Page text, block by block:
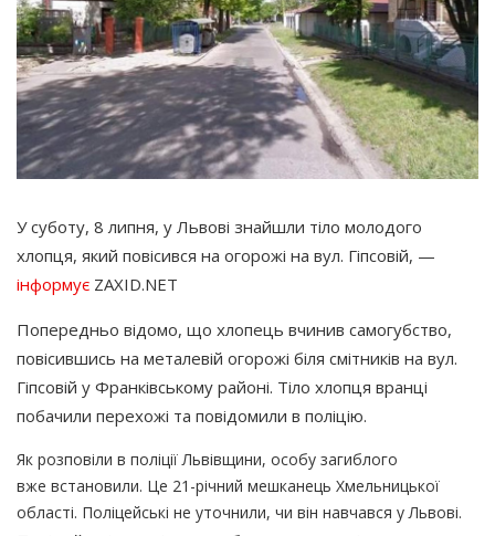
У суботу, 8 липня, у Львові знайшли тіло молодого
хлопця, який повісився на огорожі на вул. Гіпсовій, —
інформує ZAXID.NET
Попередньо відомо, що хлопець вчинив самогубство,
повісившись на металевій огорожі біля смітників на вул.
Гіпсовій у Франківському районі. Тіло хлопця вранці
побачили перехожі та повідомили в поліцію.
Як розповіли в поліції Львівщини, особу загиблого
вже встановили. Це 21-річний мешканець Хмельницької
області. Поліцейські не уточнили, чи він навчався у Львові.